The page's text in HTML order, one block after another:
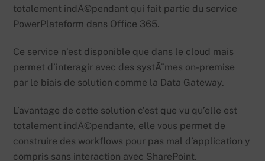
totalement indÃ©pendant qui fait partie du service
PowerPlateform dans Office 365.
Ce service n’est disponible que dans le cloud mais
permet d’interagir avec des systÃ¨mes on-premise
par le biais de solution comme la Data Gateway.
L’avantage de cette solution c’est que vu qu’elle est
totalement indÃ©pendante, elle vous permet de
construire des workflows pour pas mal d’application y
compris sans interaction avec SharePoint.